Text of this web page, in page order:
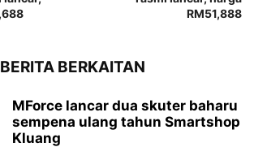
RM51,888
BERITA BERKAITAN
MForce lancar dua skuter baharu
sempena ulang tahun Smartshop
Kluang